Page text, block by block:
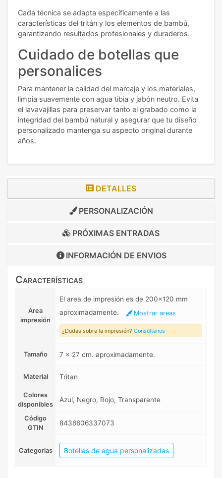
Cada técnica se adapta específicamente a las
características del tritán y los elementos de bambú,
garantizando resultados profesionales y duraderos.
Cuidado de botellas que
personalices
Para mantener la calidad del marcaje y los materiales,
limpia suavemente con agua tibia y jabón neutro. Evita
el lavavajillas para preservar tanto el grabado como la
integridad del bambú natural y asegurar que tu diseño
personalizado mantenga su aspecto original durante
años.
DETALLES
PERSONALIZACIÓN
PRÓXIMAS ENTRADAS
INFORMACIÓN DE ENVIOS
Características
Area
impresión
El area de impresión es de 200x120 mm
aproximadamente.
Mostrar areas
¿Dudas sobre la impresión? Consúltenos
Tamaño 7 x 27 cm. aproximadamente.
Material Tritan
Colores
disponibles
Azul, Negro, Rojo, Transparente
Código
GTIN
8436606337073
Categorias Botellas de agua personalizadas